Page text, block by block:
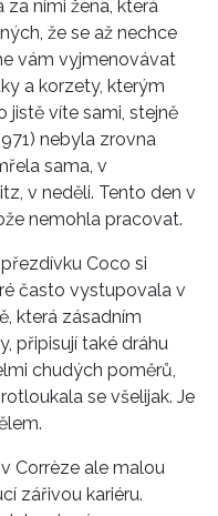
za nimi žena, která
že se až nechce
vám vyjmenovávat
a korzety, kterým
jistě víte sami, stejně
nebyla zrovna
sama, v
v neděli. Tento den v
nemohla pracovat.
Coco si
často vystupovala v
která zásadním
připisují také dráhu
chudých poměrů,
se všelijak. Je
Corrèze ale malou
zářivou kariéru.